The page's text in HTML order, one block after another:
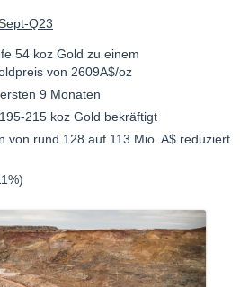
Q23
54 koz Gold zu einem
von 2609A$/oz
9 Monaten
215 koz Gold bekräftigt
von rund 128 auf 113 Mio. A$ reduziert